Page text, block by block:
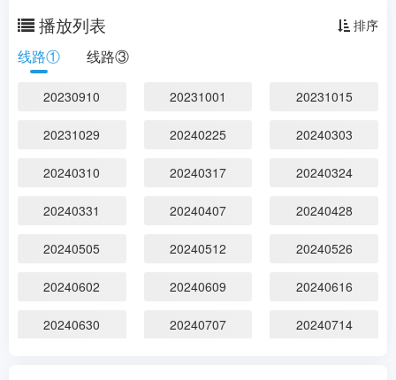
语言：
播放列表 排序
线路① 线路③
20230910 20231001 20231015
20231029 20240225 20240303
20240310 20240317 20240324
20240331 20240407 20240428
20240505 20240512 20240526
20240602 20240609 20240616
20240630 20240707 20240714